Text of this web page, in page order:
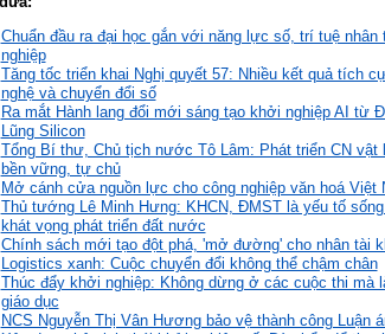
Chuẩn đầu ra đại học gắn với năng lực số, trí tuệ nhân
nghiệp
Tăng tốc triển khai Nghị quyết 57: Nhiều kết quả tích
nghệ và chuyển đổi số
Ra mắt Hành lang đổi mới sáng tạo khởi nghiệp AI từ
Lũng Silicon
Tổng Bí thư, Chủ tịch nước Tô Lâm: Phát triển CN vật
bền vững, tự chủ
Mở cánh cửa nguồn lực cho công nghiệp văn hoá Việt
Thủ tướng Lê Minh Hưng: KHCN, ĐMST là yếu tố
khát vọng phát triển đất nước
Chính sách mới tạo đột phá, 'mở đường' cho nhân tài
Logistics xanh: Cuộc chuyển đổi không thể chậm chân
Thúc đẩy khởi nghiệp: Không dừng ở các cuộc thi mà
giáo dục
NCS Nguyễn Thị Vân Hương bảo vệ thành công Luận